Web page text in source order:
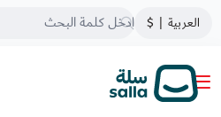
العربية |
$
ثيم رائد